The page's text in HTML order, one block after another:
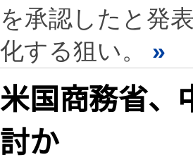
を承認したと発
化する狙い。
»
米国商務省、
討か